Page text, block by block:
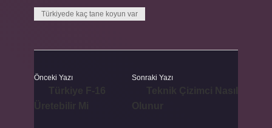
Türkiyede kaç tane koyun var
Önceki Yazı Sonraki Yazı